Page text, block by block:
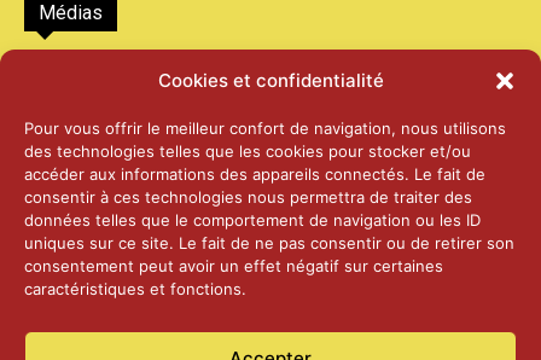
Cookies et confidentialité
Pour vous offrir le meilleur confort de navigation, nous utilisons
des technologies telles que les cookies pour stocker et/ou
accéder aux informations des appareils connectés. Le fait de
consentir à ces technologies nous permettra de traiter des
données telles que le comportement de navigation ou les ID
uniques sur ce site. Le fait de ne pas consentir ou de retirer son
consentement peut avoir un effet négatif sur certaines
caractéristiques et fonctions.
Médias
2026 – Laiterie d’Orsières et Abbaye de St-
25 juin 2026
2025 – Palais Fédéral – Berne
25 juin 2026
14 janvier 2025